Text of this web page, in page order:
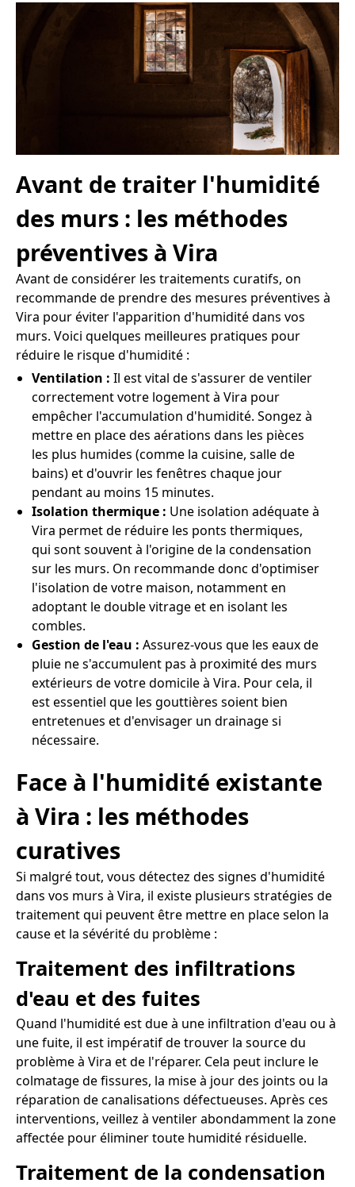
Avant de traiter l'humidité
des murs : les méthodes
préventives à Vira
Avant de considérer les traitements curatifs, on
recommande de prendre des mesures préventives à
Vira pour éviter l'apparition d'humidité dans vos
murs. Voici quelques meilleures pratiques pour
réduire le risque d'humidité :
Ventilation : Il est vital de s'assurer de ventiler
correctement votre logement à Vira pour
empêcher l'accumulation d'humidité. Songez à
mettre en place des aérations dans les pièces
les plus humides (comme la cuisine, salle de
bains) et d'ouvrir les fenêtres chaque jour
pendant au moins 15 minutes.
Isolation thermique : Une isolation adéquate à
Vira permet de réduire les ponts thermiques,
qui sont souvent à l'origine de la condensation
sur les murs. On recommande donc d'optimiser
l'isolation de votre maison, notamment en
adoptant le double vitrage et en isolant les
combles.
Gestion de l'eau : Assurez-vous que les eaux de
pluie ne s'accumulent pas à proximité des murs
extérieurs de votre domicile à Vira. Pour cela, il
est essentiel que les gouttières soient bien
entretenues et d'envisager un drainage si
nécessaire.
Face à l'humidité existante
à Vira : les méthodes
curatives
Si malgré tout, vous détectez des signes d'humidité
dans vos murs à Vira, il existe plusieurs stratégies de
traitement qui peuvent être mettre en place selon la
cause et la sévérité du problème :
Traitement des infiltrations
d'eau et des fuites
Quand l'humidité est due à une infiltration d'eau ou à
une fuite, il est impératif de trouver la source du
problème à Vira et de l'réparer. Cela peut inclure le
colmatage de fissures, la mise à jour des joints ou la
réparation de canalisations défectueuses. Après ces
interventions, veillez à ventiler abondamment la zone
affectée pour éliminer toute humidité résiduelle.
Traitement de la condensation